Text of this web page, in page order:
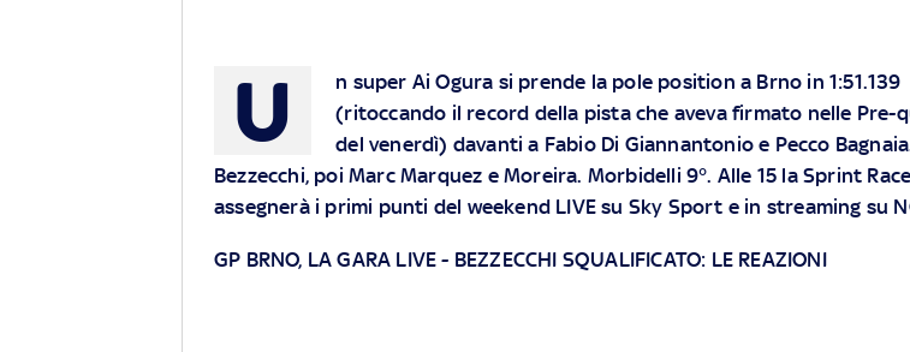
U
n super Ai Ogura si prende la pole position a Brno in 1:51.139
(ritoccando il record della pista che aveva firmato nelle Pre-
del venerdì) davanti a Fabio Di Giannantonio e Pecco
Bezzecchi, poi Marc Marquez e Moreira. Morbidelli 9°. Alle 15 la Sprint
assegnerà i primi punti del weekend LIVE su Sky Sport e in streaming su
GP BRNO, LA GARA LIVE - BEZZECCHI SQUALIFICATO: LE REAZIONI